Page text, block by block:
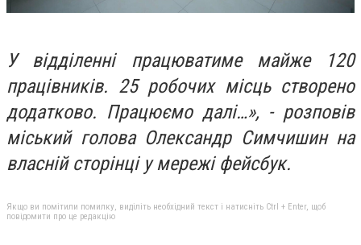
У відділенні працюватиме майже 120
працівників. 25 робочих місць створено
додатково. Працюємо далі…», - розповів
міський голова Олександр Симчишин на
власній сторінці у мережі фейсбук.
Якщо ви помітили помилку, виділіть необхідний текст і натисніть Ctrl + Enter, щоб
повідомити про це редакцію